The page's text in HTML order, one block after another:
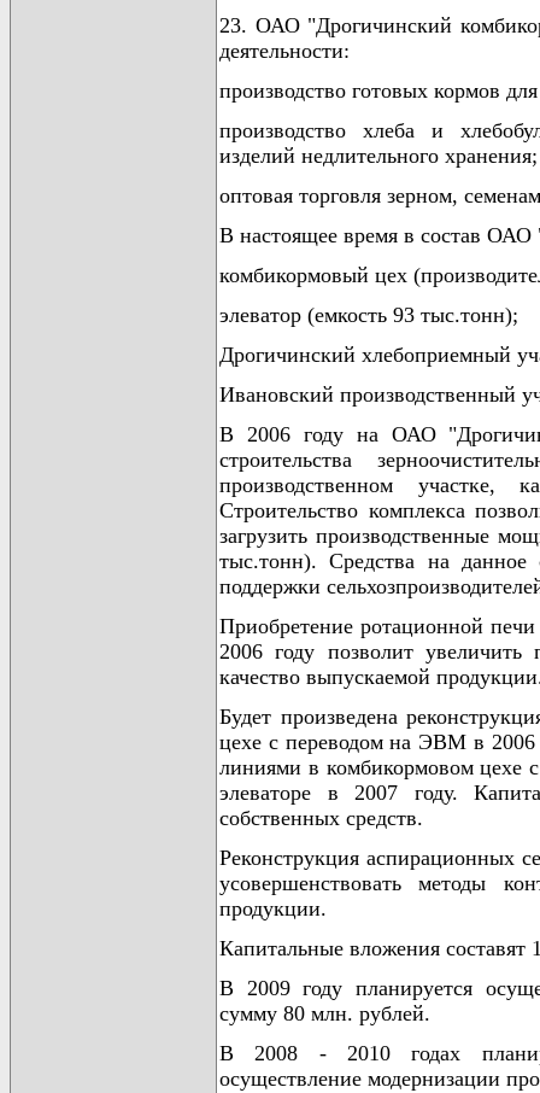
23. ОАО "Дрогичинский
деятельности:
производство готовых кормов
производство хлеба и
изделий недлительного хранения;
оптовая торговля зерном,
В настоящее время в состав ОАО
комбикормовый цех
элеватор (емкость 93 тыс.тонн);
Дрогичинский хлебоприемный
Ивановский производственный
В 2006 году на ОАО
строительства
производственном участке,
Строительство комплекса
загрузить производственные
тыс.тонн). Средства на данное
поддержки
Приобретение ротационной
2006 году позволит увеличить
качество выпускаемой
Будет произведена
цехе с переводом на ЭВМ в 2006
линиями в комбикормовом цехе
элеваторе в 2007 году.
собственных средств.
Реконструкция аспирационных
усовершенствовать методы
продукции.
Капитальные вложения составят
В 2009 году планируется
сумму 80 млн. рублей.
В 2008 - 2010 годах
осуществление модернизации